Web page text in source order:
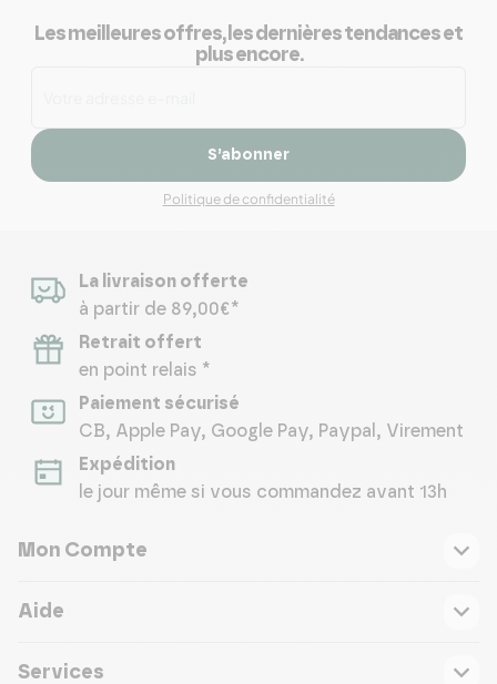
Les meilleures offres, les dernières tendances et
plus encore.
S’abonner
Politique de confidentialité
La livraison offerte
à partir de 89,00€*
Retrait offert
en point relais *
Paiement sécurisé
CB, Apple Pay, Google Pay, Paypal, Virement
Expédition
le jour même si vous commandez avant 13h
Mon Compte
Aide
Services